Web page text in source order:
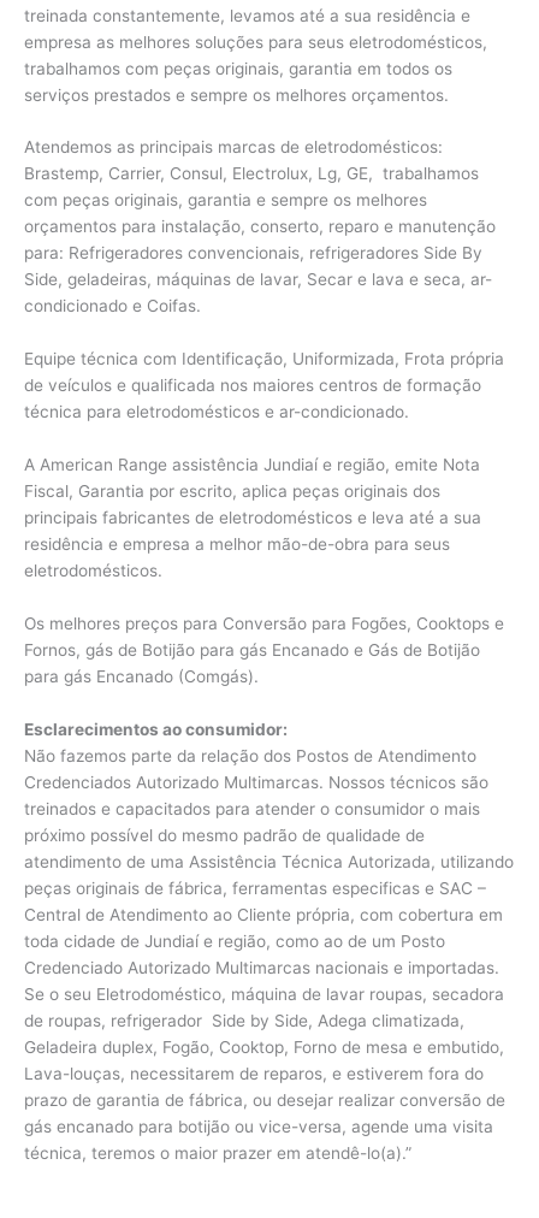
treinada constantemente, levamos até a sua residência e
empresa as melhores soluções para seus eletrodomésticos,
trabalhamos com peças originais, garantia em todos os
serviços prestados e sempre os melhores orçamentos.
Atendemos as principais marcas de eletrodomésticos:
Brastemp, Carrier, Consul, Electrolux, Lg, GE, trabalhamos
com peças originais, garantia e sempre os melhores
orçamentos para instalação, conserto, reparo e manutenção
para: Refrigeradores convencionais, refrigeradores Side By
Side, geladeiras, máquinas de lavar, Secar e lava e seca, ar-
condicionado e Coifas.
Equipe técnica com Identificação, Uniformizada, Frota própria
de veículos e qualificada nos maiores centros de formação
técnica para eletrodomésticos e ar-condicionado.
A American Range assistência Jundiaí e região, emite Nota
Fiscal, Garantia por escrito, aplica peças originais dos
principais fabricantes de eletrodomésticos e leva até a sua
residência e empresa a melhor mão-de-obra para seus
eletrodomésticos.
Os melhores preços para Conversão para Fogões, Cooktops e
Fornos, gás de Botijão para gás Encanado e Gás de Botijão
para gás Encanado (Comgás).
Esclarecimentos ao consumidor:
Não fazemos parte da relação dos Postos de Atendimento
Credenciados Autorizado Multimarcas. Nossos técnicos são
treinados e capacitados para atender o consumidor o mais
próximo possível do mesmo padrão de qualidade de
atendimento de uma Assistência Técnica Autorizada, utilizando
peças originais de fábrica, ferramentas especificas e SAC –
Central de Atendimento ao Cliente própria, com cobertura em
toda cidade de Jundiaí e região, como ao de um Posto
Credenciado Autorizado Multimarcas nacionais e importadas.
Se o seu Eletrodoméstico, máquina de lavar roupas, secadora
de roupas, refrigerador Side by Side, Adega climatizada,
Geladeira duplex, Fogão, Cooktop, Forno de mesa e embutido,
Lava-louças, necessitarem de reparos, e estiverem fora do
prazo de garantia de fábrica, ou desejar realizar conversão de
gás encanado para botijão ou vice-versa, agende uma visita
técnica, teremos o maior prazer em atendê-lo(a).”